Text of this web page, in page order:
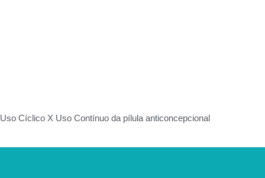
Uso Cíclico X Uso Contínuo da pílula anticoncepcional